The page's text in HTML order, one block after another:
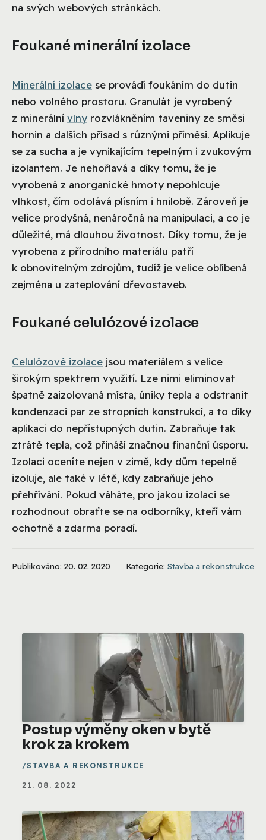
na svých webových stránkách.
Foukané minerální izolace
Minerální izolace se provádí foukáním do dutin
nebo volného prostoru. Granulát je vyrobený
z minerální vlny rozvlákněním taveniny ze směsi
hornin a dalších přísad s různými příměsi. Aplikuje
se za sucha a je vynikajícím tepelným i zvukovým
izolantem. Je nehořlavá a díky tomu, že je
vyrobená z anorganické hmoty nepohlcuje
vlhkost, čím odolává plísním i hnilobě. Zároveň je
velice prodyšná, nenáročná na manipulaci, a co je
důležité, má dlouhou životnost. Díky tomu, že je
vyrobena z přírodního materiálu patří
k obnovitelným zdrojům, tudíž je velice oblíbená
zejména u zateplování dřevostaveb.
Foukané celulózové izolace
Celulózové izolace jsou materiálem s velice
širokým spektrem využití. Lze nimi eliminovat
špatně zaizolovaná místa, úniky tepla a odstranit
kondenzaci par ze stropních konstrukcí, a to díky
aplikaci do nepřístupných dutin. Zabraňuje tak
ztrátě tepla, což přináší značnou finanční úsporu.
Izolaci oceníte nejen v zimě, kdy dům tepelně
izoluje, ale také v létě, kdy zabraňuje jeho
přehřívání. Pokud váháte, pro jakou izolaci se
rozhodnout obraťte se na odborníky, kteří vám
ochotně a zdarma poradí.
Publikováno: 20. 02. 2020 Kategorie: Stavba a rekonstrukce
Postup výměny oken v bytě
krok za krokem
STAVBA A REKONSTRUKCE
21. 08. 2022